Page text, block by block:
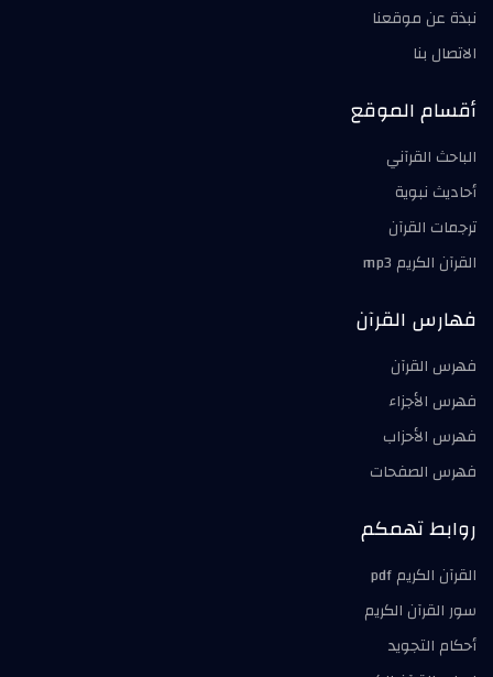
نبذة عن موقعنا
الاتصال بنا
أقسام الموقع
الباحث القرآني
أحاديث نبوية
ترجمات القرآن
القرآن الكريم mp3
فهارس القرآن
فهرس القرآن
فهرس الأجزاء
فهرس الأحزاب
فهرس الصفحات
روابط تهمكم
القرآن الكريم pdf
سور القرآن الكريم
أحكام التجويد